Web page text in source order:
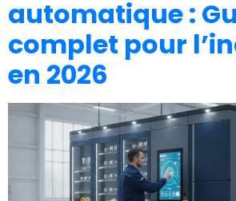
automatique :
complet pour
en 2026